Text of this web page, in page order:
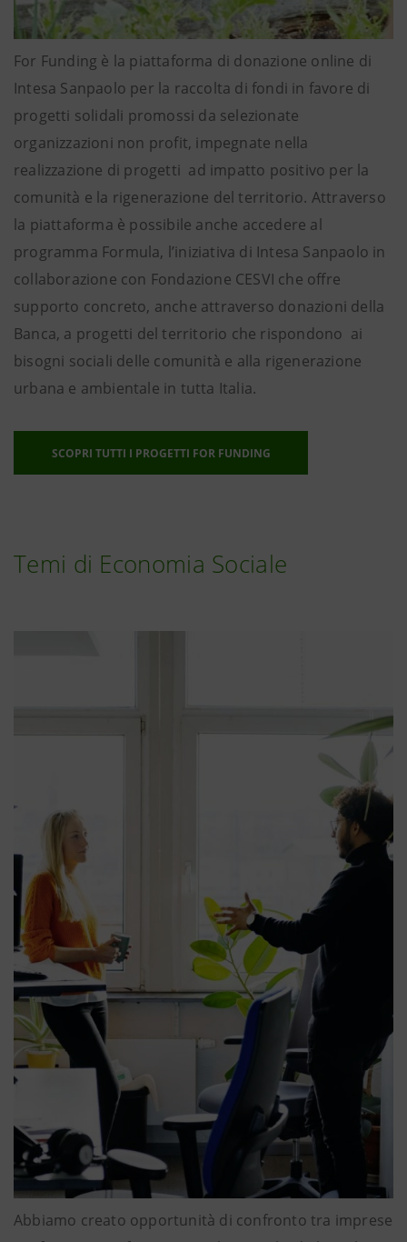
For Funding è la piattaforma di donazione online di
Intesa Sanpaolo per la raccolta di fondi in favore di
progetti solidali promossi da selezionate
organizzazioni non profit, impegnate nella
realizzazione di progetti ad impatto positivo per la
comunità e la rigenerazione del territorio. Attraverso
la piattaforma è possibile anche accedere al
programma Formula, l’iniziativa di Intesa Sanpaolo in
collaborazione con Fondazione CESVI che offre
supporto concreto, anche attraverso donazioni della
Banca, a progetti del territorio che rispondono ai
bisogni sociali delle comunità e alla rigenerazione
urbana e ambientale in tutta Italia.
SCOPRI TUTTI I PROGETTI FOR FUNDING
Temi di Economia Sociale
Abbiamo creato opportunità di confronto tra imprese